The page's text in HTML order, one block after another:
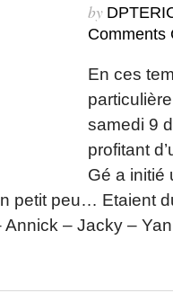
by
Comments
En ces
samedi 9
profitant
Gé a initié
petit peu… Etaient
Annick – Jacky –